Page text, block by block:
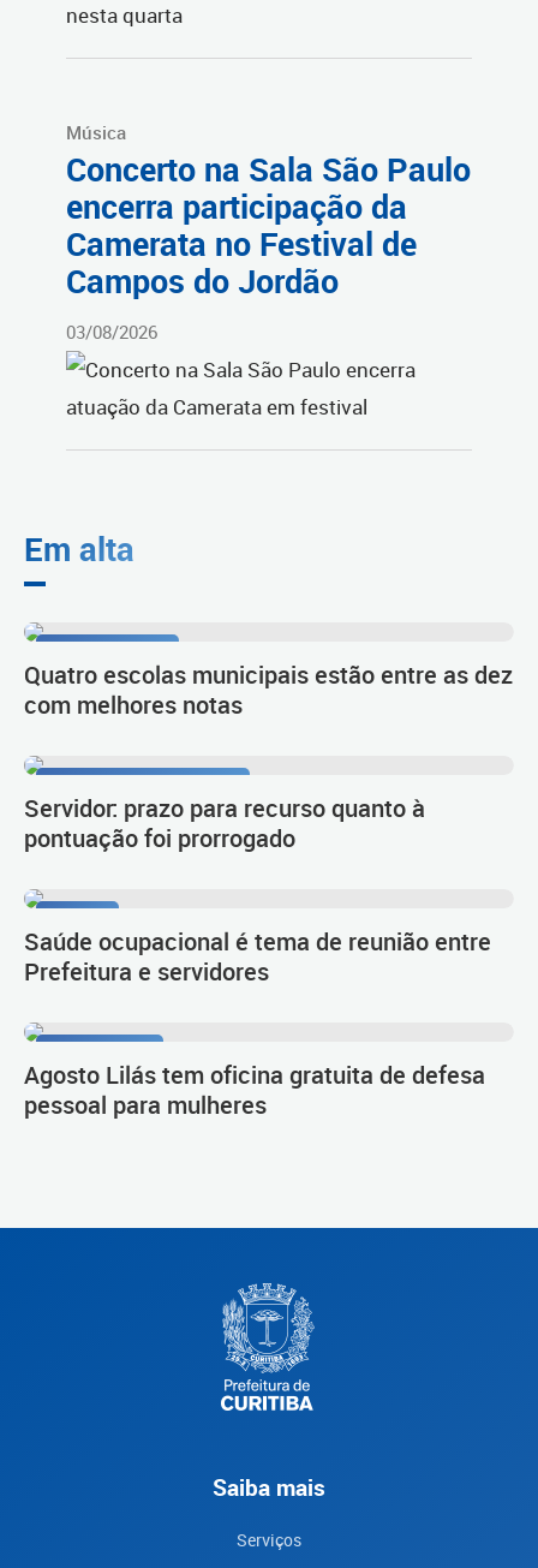
Música
Concerto na Sala São Paulo
encerra participação da
Camerata no Festival de
Campos do Jordão
03/08/2026
Em alta
Quatro escolas municipais estão entre as dez
com melhores notas
Servidor: prazo para recurso quanto à
pontuação foi prorrogado
Saúde ocupacional é tema de reunião entre
Prefeitura e servidores
Agosto Lilás tem oficina gratuita de defesa
pessoal para mulheres
Saiba mais
Serviços